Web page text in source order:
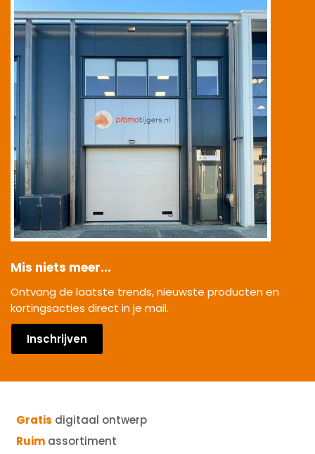
Mis niets meer...
Ontvang de laatste trends, nieuwste producten en
kortingsacties direct in je mail.
Inschrijven
Gratis digitaal ontwerp
Ruim assortiment